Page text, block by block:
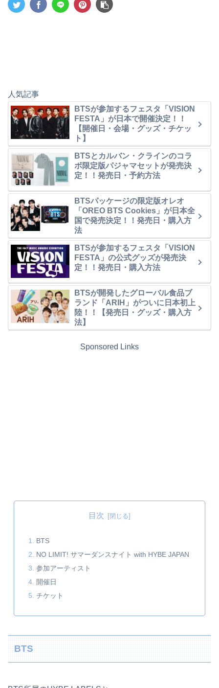
人気記事
BTSが参加するフェスタ「VISION
FESTA」が日本で開催決定！！
【開催日・会場・グッズ・チケッ
ト】
BTSとカルバン・クラインのコラ
ボ限定版パジャマセットが発売決
定！！発売日・予約方法
BTSパッケージの限定版オレオ
「OREO BTS Cookies」が日本全
国で発売決定！！発売日・購入方
法
BTSが参加するフェスタ「VISION
FESTA」の公式グッズが発売決
定！！発売日・購入方法
BTSが開発したグローバル食品ブ
ランド「ARIH」がついに日本初上
陸！！【発売日・グッズ・購入方
法】
Sponsored Links
目次
BTS
NO LIMIT! サマーダンスナイト with HYBE JAPAN
参加アーティスト
開催日
チケット
BTS